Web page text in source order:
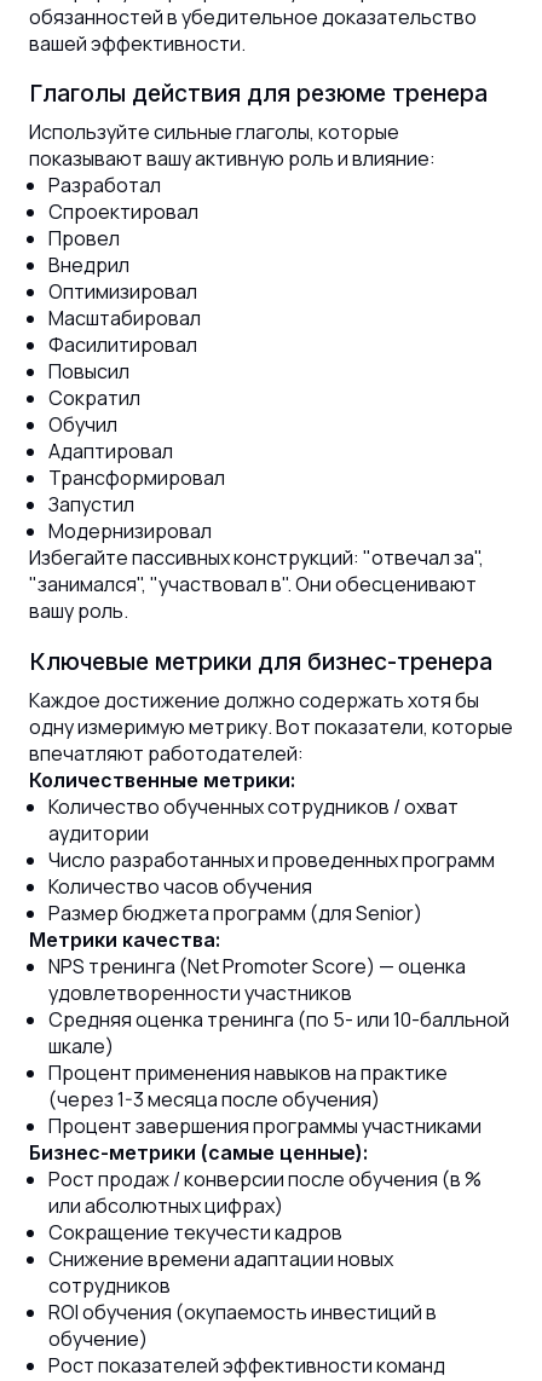
обязанностей в убедительное доказательство
вашей эффективности.
Глаголы действия для резюме тренера
Используйте сильные глаголы, которые
показывают вашу активную роль и влияние:
Разработал
Спроектировал
Провел
Внедрил
Оптимизировал
Масштабировал
Фасилитировал
Повысил
Сократил
Обучил
Адаптировал
Трансформировал
Запустил
Модернизировал
Избегайте пассивных конструкций: "отвечал за",
"занимался", "участвовал в". Они обесценивают
вашу роль.
Ключевые метрики для бизнес-тренера
Каждое достижение должно содержать хотя бы
одну измеримую метрику. Вот показатели, которые
впечатляют работодателей:
Количественные метрики:
Количество обученных сотрудников / охват
аудитории
Число разработанных и проведенных программ
Количество часов обучения
Размер бюджета программ (для Senior)
Метрики качества:
NPS тренинга (Net Promoter Score) — оценка
удовлетворенности участников
Средняя оценка тренинга (по 5- или 10-балльной
шкале)
Процент применения навыков на практике
(через 1-3 месяца после обучения)
Процент завершения программы участниками
Бизнес-метрики (самые ценные):
Рост продаж / конверсии после обучения (в %
или абсолютных цифрах)
Сокращение текучести кадров
Снижение времени адаптации новых
сотрудников
ROI обучения (окупаемость инвестиций в
обучение)
Рост показателей эффективности команд